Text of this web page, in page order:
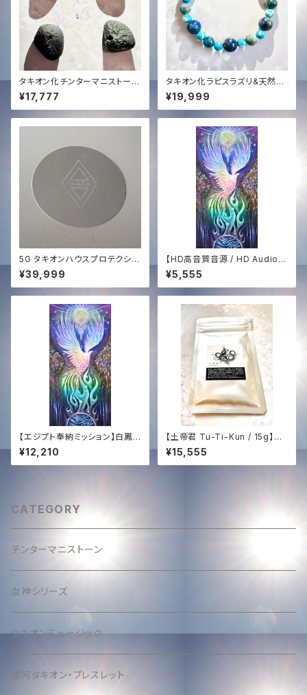
タキオン化チンターマニストーン
高品質ジェムグレード5-6g✨
¥17,777
タキオン化ラピスラズリ&天然石
オリジナルブレンドブレスレット
✨
¥19,999
5G タキオンハウスプロテクショ
ン✨
¥39,999
【HD高音質音源 / HD Audio】
白き鳳凰の歌 ─ The Song of
The White Phoenix (432Hz
Sound Medicine)
¥5,555
【エジプト奉納ミッション】白鳳
凰ソング具現化サポート ─ 神
聖なるHD高音質音源プレゼン
ト【Egypt Mission Support】
¥12,210
【土帝君 Tu-Ti-Kun / 15g】星
と大地の錬金術〜完全なる調
和・深き内なる森の覚醒〜
¥15,555
CATEGORY
チンターマニストーン
女神シリーズ
タキオンミュージック
銀河タキオン・ブレスレット